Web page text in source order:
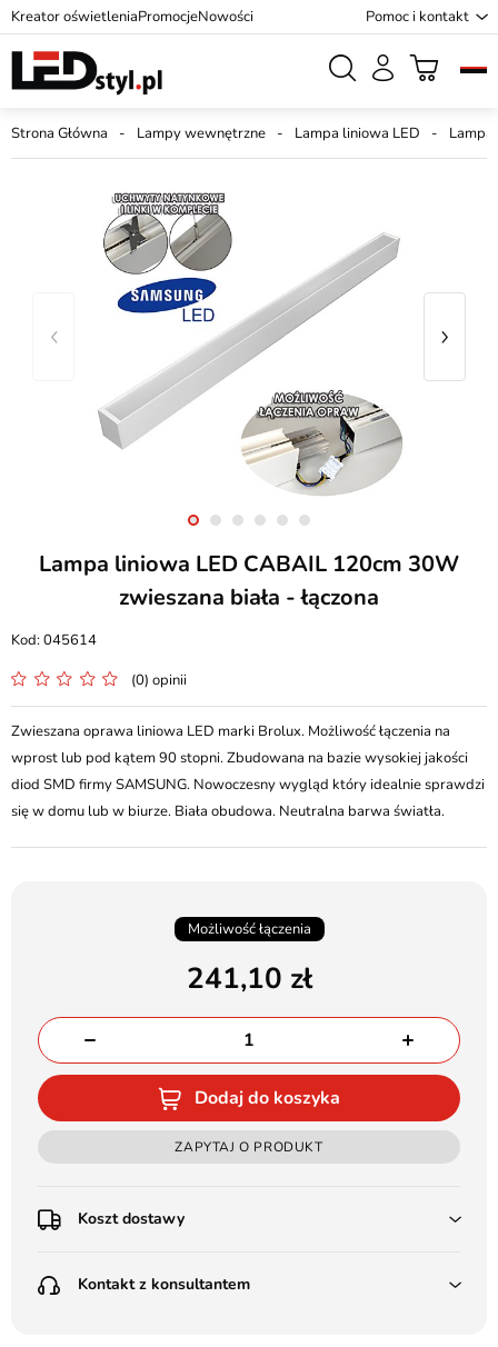
Kreator oświetleniaPromocjeNowości Pomoc i kontakt
Strona Główna Lampy wewnętrzne Lampa liniowa LED
Lampa liniowa LED CABAIL 120cm 30W
zwieszana biała - łączona
045614
(0) opinii
Zwieszana oprawa liniowa LED marki Brolux. Możliwość łączenia na
wprost lub pod kątem 90 stopni. Zbudowana na bazie wysokiej jakości
diod SMD firmy SAMSUNG. Nowoczesny wygląd który idealnie sprawdzi
się w domu lub w biurze. Biała obudowa. Neutralna barwa światła.
Możliwość łączenia
241,10
Dodaj do koszyka
ZAPYTAJ O PRODUKT
Koszt dostawy
Poczta Polska Kurier 48H - 11 zł
Kontakt z konsultantem